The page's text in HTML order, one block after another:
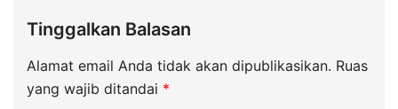
Tinggalkan Balasan
Alamat email Anda tidak akan dipublikasikan. Ruas
yang wajib ditandai *